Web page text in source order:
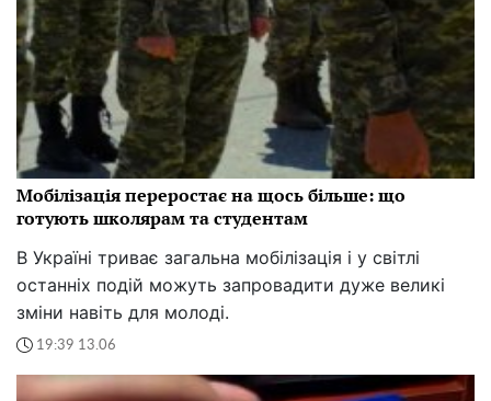
Мобілізація переростає на щось більше: що
готують школярам та студентам
В Україні триває загальна мобілізація і у світлі
останніх подій можуть запровадити дуже великі
зміни навіть для молоді.
19:39 13.06